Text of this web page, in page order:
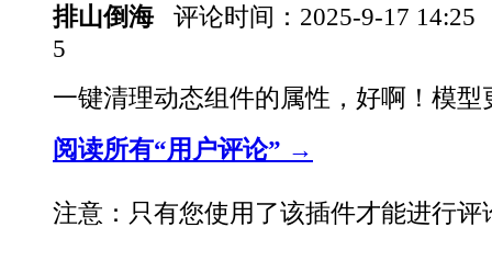
排山倒海
评论时间： 2025-9-17 14:25
5
一键清理动态组件的属性，好啊！模型
阅读所有“用户评论” →
注意：只有您使用了该插件才能进行评